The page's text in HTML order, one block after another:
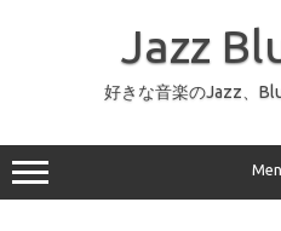
ッ
プ
Jazz
好きな音楽のJazz、